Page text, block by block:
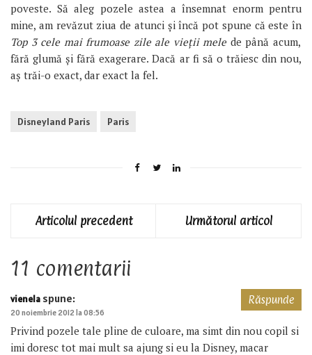
poveste. Să aleg pozele astea a însemnat enorm pentru
mine, am revăzut ziua de atunci și încă pot spune că este în
Top 3 cele mai frumoase zile ale vieții melede până acum,
fără glumă și fără exagerare. Dacă ar fi să o trăiesc din nou,
aș trăi-o exact, dar exact la fel.
Disneyland Paris Paris
Articolul precedent Următorul articol
11 comentarii
vienela spune:
20 noiembrie 2012 la 08:56
Privind pozele tale pline de culoare, ma simt din nou copil si
imi doresc tot mai mult sa ajung si eu la Disney, macar
Răspunde